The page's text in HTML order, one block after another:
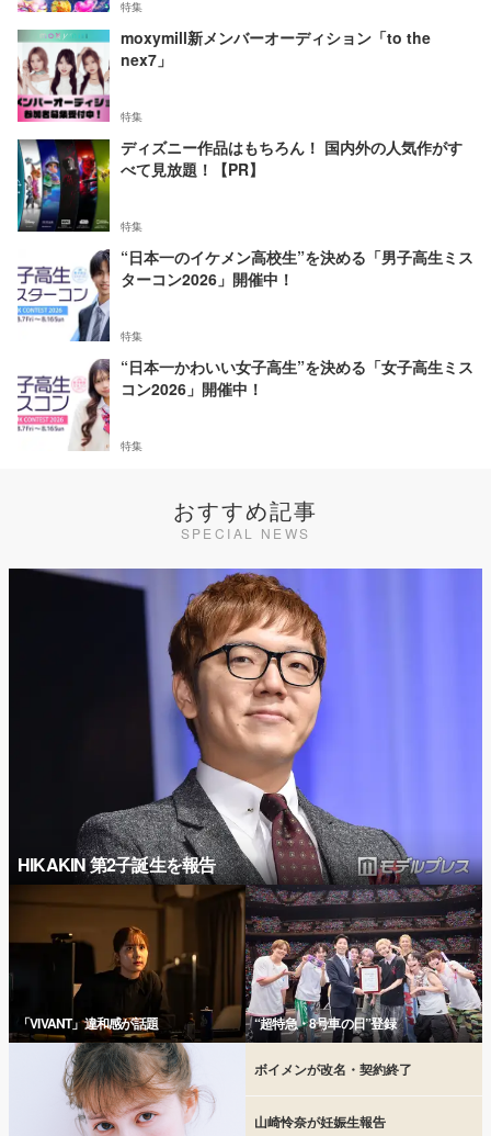
特集
moxymill新メンバーオーディション「to the
nex7」
特集
ディズニー作品はもちろん！ 国内外の人気作がす
べて見放題！【PR】
特集
“日本一のイケメン高校生”を決める「男子高生ミス
ターコン2026」開催中！
特集
“日本一かわいい女子高生”を決める「女子高生ミス
コン2026」開催中！
特集
おすすめ記事
SPECIAL NEWS
HIKAKIN 第2子誕生を報告
「VIVANT」違和感が話題 “超特急・8号車の日”登録
ボイメンが改名・契約終了
山崎怜奈が妊娠生報告